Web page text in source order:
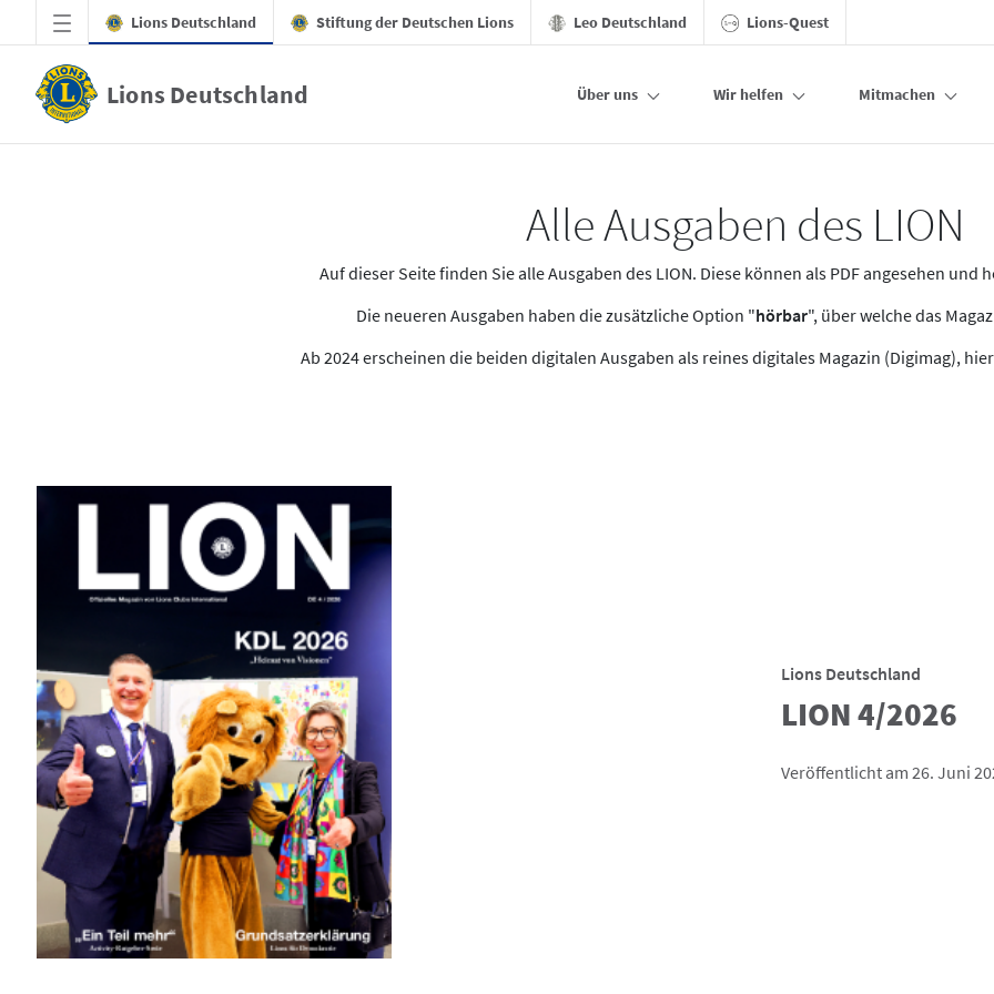
Zum Hauptinhalt springen
Lions Deutschland Stiftung der Deutschen Lions Leo Deutschland Lions-Quest
Lions Deutschland Über uns Wir helfen Mitmachen
Alle Ausgaben des LION
Auf dieser Seite finden Sie alle Ausgaben des LION. Diese können als PDF angesehen und
Die neueren Ausgaben haben die zusätzliche Option "hörbar", über welche das
Ab 2024 erscheinen die beiden digitalen Ausgaben als reines digitales Magazin (Digimag),
Lions Deutschland
LION 4/2026
Veröffentlicht am 26. Juni